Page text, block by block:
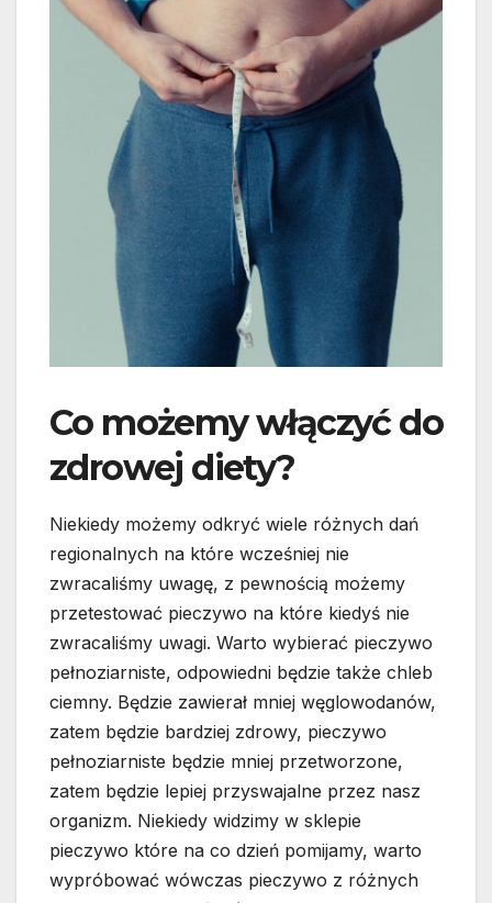
Co możemy włączyć do
zdrowej diety?
Niekiedy możemy odkryć wiele różnych dań
regionalnych na które wcześniej nie
zwracaliśmy uwagę, z pewnością możemy
przetestować pieczywo na które kiedyś nie
zwracaliśmy uwagi. Warto wybierać pieczywo
pełnoziarniste, odpowiedni będzie także chleb
ciemny. Będzie zawierał mniej węglowodanów,
zatem będzie bardziej zdrowy, pieczywo
pełnoziarniste będzie mniej przetworzone,
zatem będzie lepiej przyswajalne przez nasz
organizm. Niekiedy widzimy w sklepie
pieczywo które na co dzień pomijamy, warto
wypróbować wówczas pieczywo z różnych